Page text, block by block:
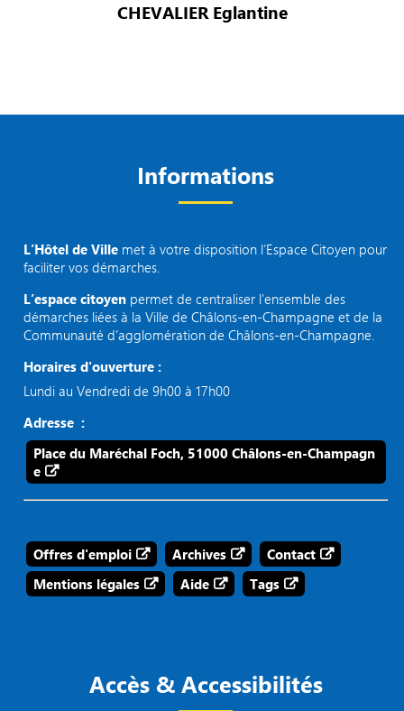
CHEVALIER Eglantine
Informations
L’Hôtel de Ville met à votre disposition l’Espace Citoyen pour
faciliter vos démarches.
L’espace citoyen permet de centraliser l’ensemble des
démarches liées à la Ville de Châlons-en-Champagne et de la
Communauté d’agglomération de Châlons-en-Champagne.
Horaires d'ouverture :
Lundi au Vendredi de 9h00 à 17h00
Adresse :
Place du Maréchal Foch, 51000 Châlons-en-Champagn
e
Offres d'emploi Archives
Contact
Mentions légales
Aide Tags
Accès & Accessibilités